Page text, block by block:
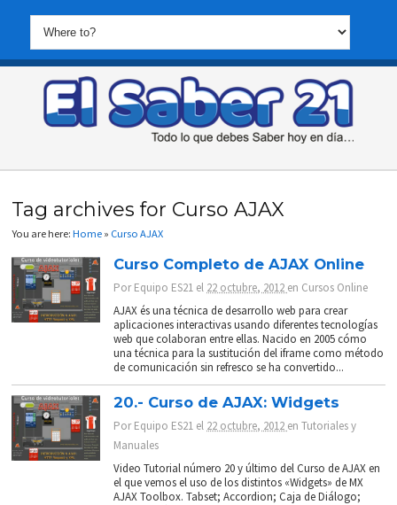
Tag archives for Curso AJAX
You are here:Home » Curso AJAX
Curso Completo de AJAX Online
PorEquipo ES21 el 22 octubre, 2012 en Cursos Online
AJAX és una técnica de desarrollo web para crear
aplicaciones interactivas usando diferentes tecnologías
web que colaboran entre ellas. Nacido en 2005 cómo
una técnica para la sustitución del iframe como método
de comunicación sin refresco se ha convertido...
20.- Curso de AJAX: Widgets
PorEquipo ES21 el 22 octubre, 2012 enTutoriales y
Manuales
Video Tutorial número 20 y último del Curso de AJAX en
el que vemos el uso de los distintos «Widgets» de MX
AJAX Toolbox. Tabset; Accordion; Caja de Diálogo;